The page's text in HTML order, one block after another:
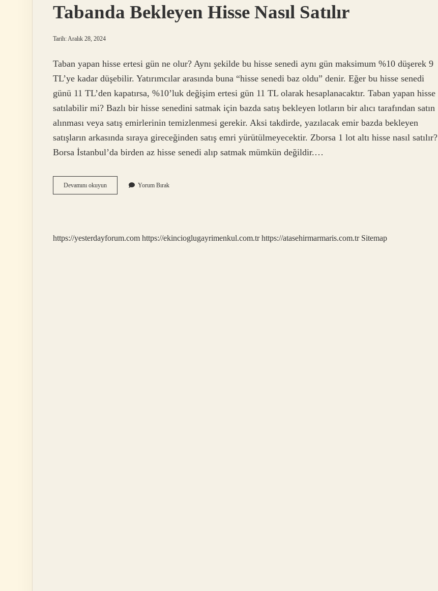
Tabanda Bekleyen Hisse Nasıl Satılır
Tarih: Aralık 28, 2024
Taban yapan hisse ertesi gün ne olur? Aynı şekilde bu hisse senedi aynı gün maksimum %10 düşerek 9
TL’ye kadar düşebilir. Yatırımcılar arasında buna “hisse senedi baz oldu” denir. Eğer bu hisse senedi
günü 11 TL’den kapatırsa, %10’luk değişim ertesi gün 11 TL olarak hesaplanacaktır. Taban yapan hisse
satılabilir mi? Bazlı bir hisse senedini satmak için bazda satış bekleyen lotların bir alıcı tarafından satın
alınması veya satış emirlerinin temizlenmesi gerekir. Aksi takdirde, yazılacak emir bazda bekleyen
satışların arkasında sıraya gireceğinden satış emri yürütülmeyecektir. Zborsa 1 lot altı hisse nasıl satılır?
Borsa İstanbul’da birden az hisse senedi alıp satmak mümkün değildir.…
Devamını okuyunTabanda
Bekleyen
Yorum Bırak
https://yesterdayforum.com https://ekincioglugayrimenkul.com.tr https://atasehirmarmaris.com.tr Sitemap